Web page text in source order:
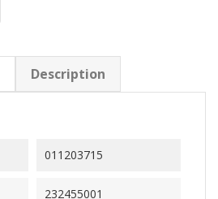
Description
011203715
232455001